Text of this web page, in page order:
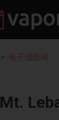
电子烟新闻
Mt.